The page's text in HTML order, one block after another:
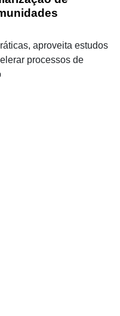
aproveita estudos
processos de